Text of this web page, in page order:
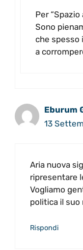
Per “Spazio
Sono
che spesso
a
Eburum
13
Aria nuova
ripresentare
Vogliamo
politica il suo
Rispondi